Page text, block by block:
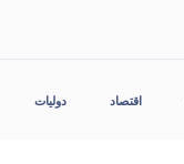
اقتصاد دوليات